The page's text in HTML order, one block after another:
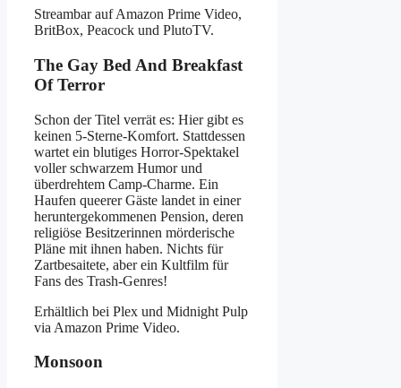
Streambar auf Amazon Prime Video,
BritBox, Peacock und PlutoTV.
The Gay Bed And Breakfast
Of Terror
Schon der Titel verrät es: Hier gibt es
keinen 5-Sterne-Komfort. Stattdessen
wartet ein blutiges Horror-Spektakel
voller schwarzem Humor und
überdrehtem Camp-Charme. Ein
Haufen queerer Gäste landet in einer
heruntergekommenen Pension, deren
religiöse Besitzerinnen mörderische
Pläne mit ihnen haben. Nichts für
Zartbesaitete, aber ein Kultfilm für
Fans des Trash-Genres!
Erhältlich bei Plex und Midnight Pulp
via Amazon Prime Video.
Monsoon